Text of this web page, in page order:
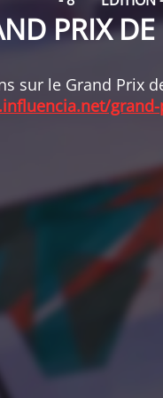
PRIX
sur le Grand Prix